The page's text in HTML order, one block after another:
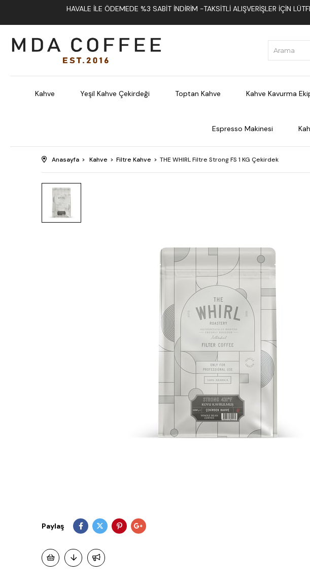
HAVALE İLE ÖDEMEDE %3 SABIT İNDIRIM -TAKSITLI ALIŞVERIŞLER İÇIN
Kahve Yeşil Kahve Çekirdeği Toptan Kahve Kahve Kavurma
Espresso Makinesi
Anasayfa Kahve Filtre Kahve THE WHIRL Filtre Strong FS 1 KG Çekirdek
Paylaş